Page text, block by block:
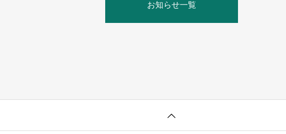
お知らせ一覧